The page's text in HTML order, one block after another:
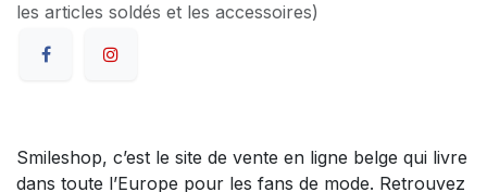
les articles soldés et les accessoires)
Smileshop, c’est le site de vente en ligne belge qui livre
dans toute l’Europe pour les fans de mode. Retrouvez